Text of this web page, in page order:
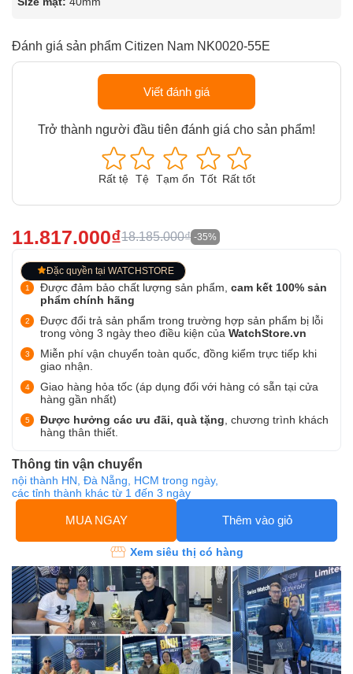
Đánh giá sản phẩm Citizen Nam NK0020-55E
Viết đánh giá
Trở thành người đầu tiên đánh giá cho sản phẩm!
Rất tệ Tệ Tạm ổn Tốt Rất tốt
11.817.000₫18.185.000₫ -35%
Đặc quyền tại WATCHSTORE
Được đảm bảo chất lượng sản phẩm, cam kết 100% sản
phẩm chính hãng
Được đổi trả sản phẩm trong trường hợp sản phẩm bị lỗi
trong vòng 3 ngày theo điều kiện của WatchStore.vn
Miễn phí vận chuyển toàn quốc, đồng kiểm trực tiếp khi
giao nhận.
Giao hàng hỏa tốc (áp dụng đối với hàng có sẵn tại cửa
hàng gần nhất)
Được hưởng các ưu đãi, quà tặng , chương trình khách
hàng thân thiết.
Thông tin vận chuyển
nội thành HN, Đà Nẵng, HCM trong ngày,
các tỉnh thành khác từ 1 đến 3 ngày
MUA NGAY Thêm vào giỏ
Xem siêu thị có hàng